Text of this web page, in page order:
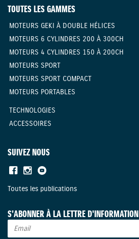
TOUTES LES GAMMES
MOTEURS GEKI À DOUBLE HÉLICES
MOTEURS 6 CYLINDRES 200 À 300CH
MOTEURS 4 CYLINDRES 150 À 200CH
MOTEURS SPORT
MOTEURS SPORT COMPACT
MOTEURS PORTABLES
TECHNOLOGIES
ACCESSOIRES
SUIVEZ NOUS
Toutes les publications
S'ABONNER À LA LETTRE D'INFORMATION